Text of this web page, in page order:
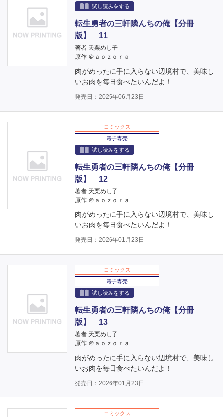
試し読みをする
転生勇者の三軒隣んちの俺【分冊
版】 11
著者 天栗めし子
原作 ＠ａｏｚｏｒａ
肉がめったに手に入らない辺境村で、美味し
いお肉を毎日食べたいんだよ！
発売日：2025年06月23日
コミックス
電子専売
試し読みをする
転生勇者の三軒隣んちの俺【分冊
版】 12
著者 天栗めし子
原作 ＠ａｏｚｏｒａ
肉がめったに手に入らない辺境村で、美味し
いお肉を毎日食べたいんだよ！
発売日：2026年01月23日
コミックス
電子専売
試し読みをする
転生勇者の三軒隣んちの俺【分冊
版】 13
著者 天栗めし子
原作 ＠ａｏｚｏｒａ
肉がめったに手に入らない辺境村で、美味し
いお肉を毎日食べたいんだよ！
発売日：2026年01月23日
コミックス